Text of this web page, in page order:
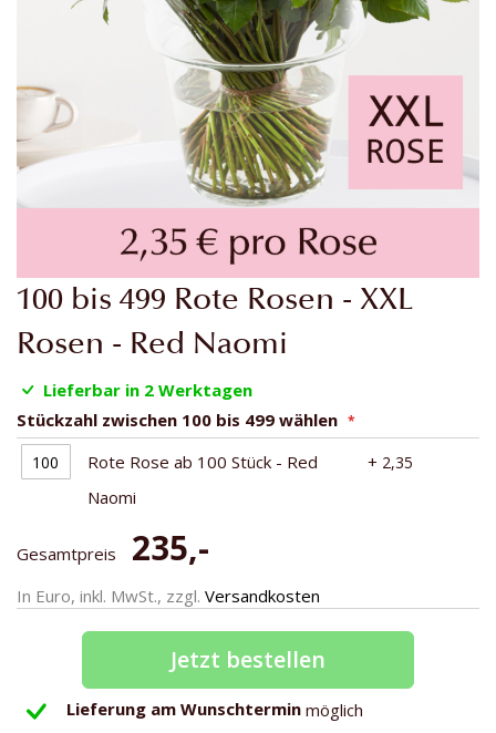
100 bis 499 Rote Rosen - XXL
Rosen - Red Naomi
Lieferbar in 2 Werktagen
Stückzahl zwischen 100 bis 499 wählen
Rote Rose ab 100 Stück - Red
Naomi
+ 2,35
Gesamtpreis 235,-
In Euro, inkl. MwSt., zzgl. Versandkosten
Jetzt bestellen
Lieferung am Wunschtermin möglich
Zum
Anfang
der
springen